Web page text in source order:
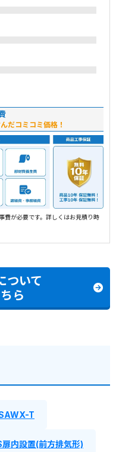
だコミコミ価格！
費が必要です。詳しくはお見積り時
ついて
ら
T
扉内設置(前方排気形)